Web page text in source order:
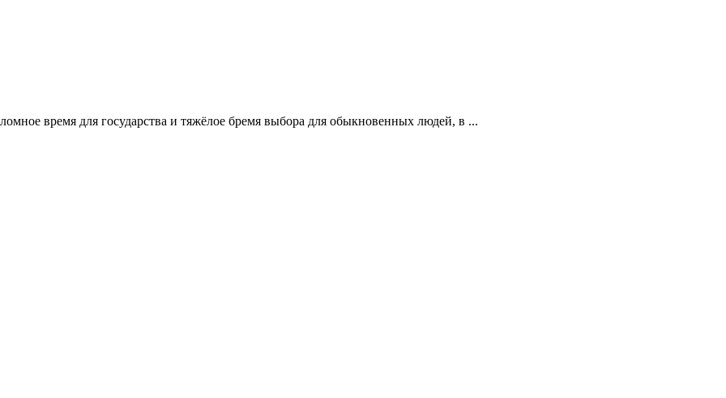
время для государства и тяжёлое бремя выбора для обыкновенных людей, в ...